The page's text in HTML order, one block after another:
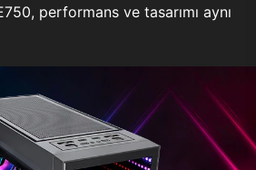
performans ve tasarımı aynı